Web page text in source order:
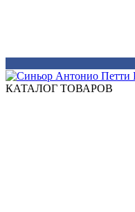
КАТАЛОГ ТОВАРОВ